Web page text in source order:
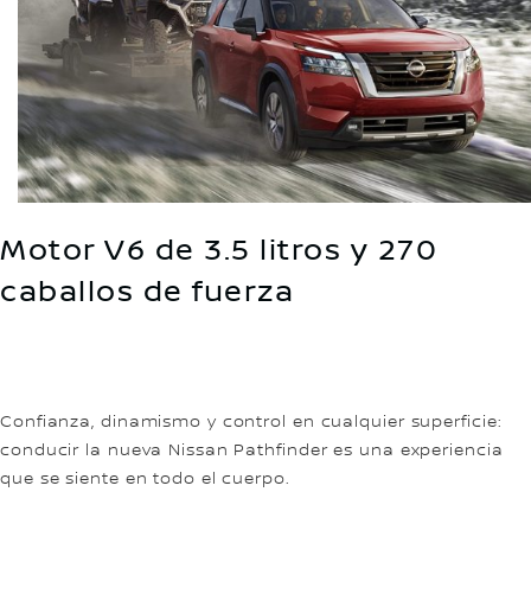
Motor V6 de 3.5 litros y 270
caballos de fuerza
Confianza, dinamismo y control en cualquier superficie:
conducir la nueva Nissan Pathfinder es una experiencia
que se siente en todo el cuerpo.